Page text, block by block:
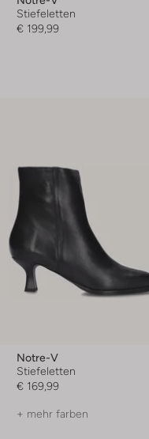
Stiefeletten
€ 199,99
Notre-V
Stiefeletten
€ 169,99
+ mehr farben